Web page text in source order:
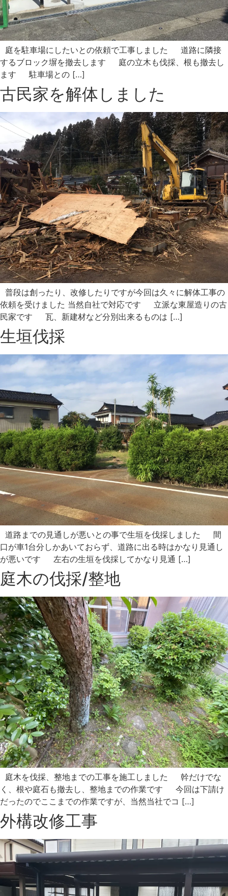
庭を駐車場にしたいとの依頼で工事しました 道路に隣接
するブロック塀を撤去します 庭の立木も伐採、根も撤去し
ます 駐車場との […]
古民家を解体しました
普段は創ったり、改修したりですが今回は久々に解体工事の
依頼を受けました 当然自社で対応です 立派な東屋造りの古
民家です 瓦、新建材など分別出来るものは […]
生垣伐採
道路までの見通しが悪いとの事で生垣を伐採しました 間
口が車1台分しかあいておらず、道路に出る時はかなり見通し
が悪いです 左右の生垣を伐採してかなり見通 […]
庭木の伐採/整地
庭木を伐採、整地までの工事を施工しました 幹だけでな
く、根や庭石も撤去し、整地までの作業です 今回は下請け
だったのでここまでの作業ですが、当然当社でコ […]
外構改修工事